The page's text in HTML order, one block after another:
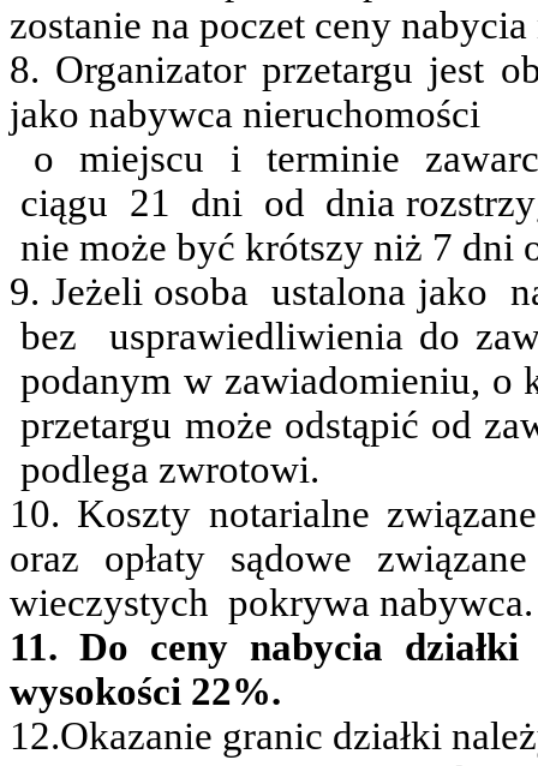
zostanie na poczet ceny
8. Organizator przetargu jest
jako nabywca nieruchomości
o
miejscu i terminie
ciągu
21 dni od dnia
nie może być krótszy niż 7 dni
9. Jeżeli osoba ustalona jako
bez
usprawiedliwienia do
podanym w zawiadomieniu, o
przetargu może odstąpić od
podlega zwrotowi.
10. Koszty notarialne
oraz opłaty sądowe
wieczystych pokrywa nabywca.
11. Do ceny nabycia
wysokości 22%.
12.Okazanie granic działki